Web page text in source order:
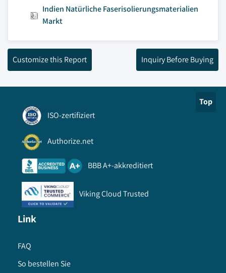
Indien Natürliche Faserisolierungsmaterialien
Markt
Customize this Report Inquiry Before Buying
Top
ISO-zertifiziert
Authorize.net
BBB A+-akkreditiert
Viking Cloud Trusted
Link
FAQ
So bestellen Sie